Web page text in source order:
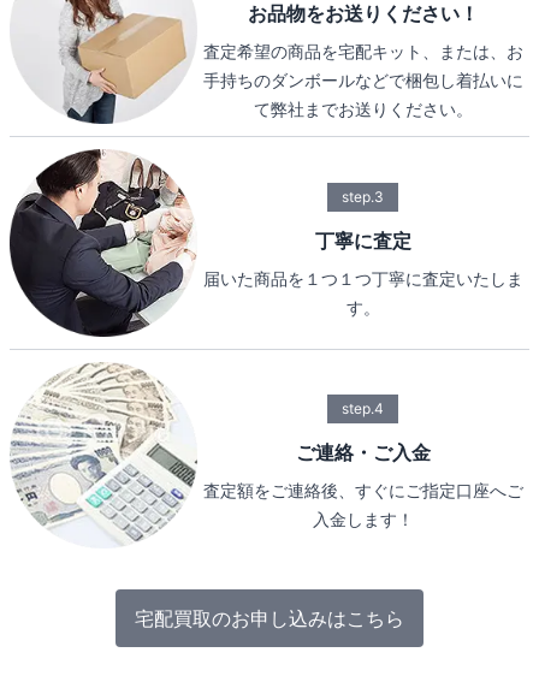
お品物をお送りください！
査定希望の商品を宅配キット、または、お
手持ちのダンボールなどで梱包し着払いに
て弊社までお送りください。
step.3
丁寧に査定
届いた商品を１つ１つ丁寧に査定いたしま
す。
step.4
ご連絡・ご入金
査定額をご連絡後、すぐにご指定口座へご
入金します！
宅配買取のお申し込みはこちら